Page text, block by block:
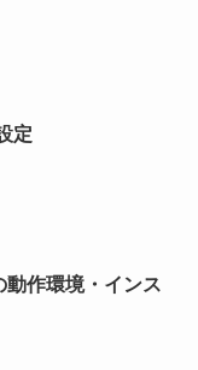
定
作環境・インス